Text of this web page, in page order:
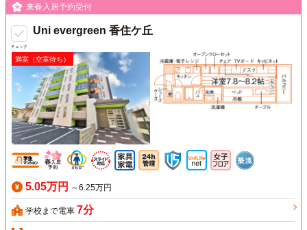
チェック
来春入居予約受付
Uni evergreen 香住ケ丘
満室（空室待ち）
5.05万円 ～6.25万円
学校まで電車 7分